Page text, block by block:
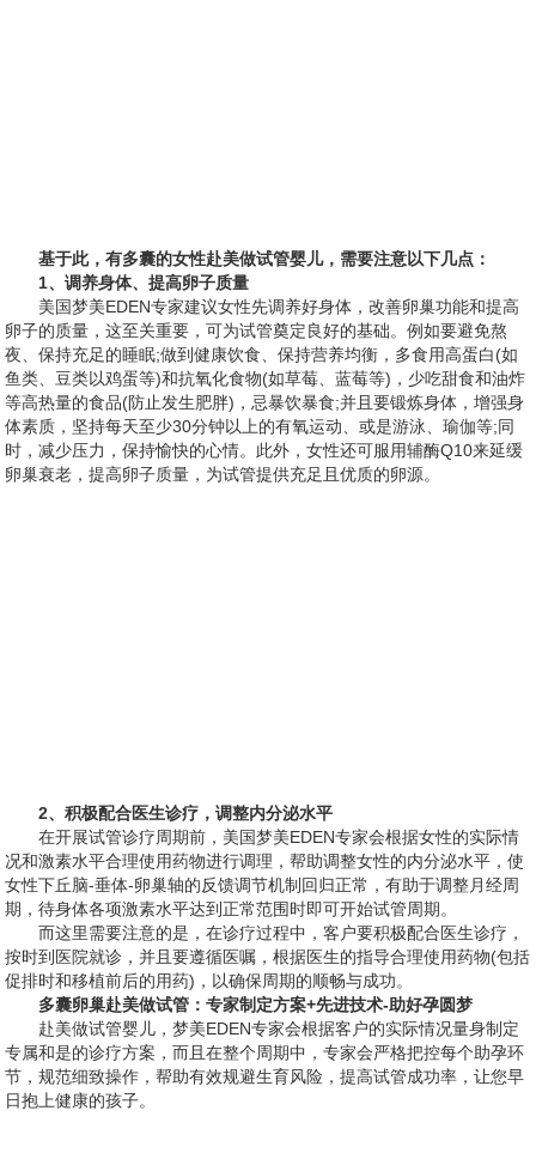
基于此，有多囊的女性赴美做试管婴儿，需要注意以下几点：
1、调养身体、提高卵子质量
美国梦美EDEN专家建议女性先调养好身体，改善卵巢功能和提高
卵子的质量，这至关重要，可为试管奠定良好的基础。例如要避免熬
夜、保持充足的睡眠;做到健康饮食、保持营养均衡，多食用高蛋白(如
鱼类、豆类以鸡蛋等)和抗氧化食物(如草莓、蓝莓等)，少吃甜食和油炸
等高热量的食品(防止发生肥胖)，忌暴饮暴食;并且要锻炼身体，增强身
体素质，坚持每天至少30分钟以上的有氧运动、或是游泳、瑜伽等;同
时，减少压力，保持愉快的心情。此外，女性还可服用辅酶Q10来延缓
卵巢衰老，提高卵子质量，为试管提供充足且优质的卵源。
2、积极配合医生诊疗，调整内分泌水平
在开展试管诊疗周期前，美国梦美EDEN专家会根据女性的实际情
况和激素水平合理使用药物进行调理，帮助调整女性的内分泌水平，使
女性下丘脑-垂体-卵巢轴的反馈调节机制回归正常，有助于调整月经周
期，待身体各项激素水平达到正常范围时即可开始试管周期。
而这里需要注意的是，在诊疗过程中，客户要积极配合医生诊疗，
按时到医院就诊，并且要遵循医嘱，根据医生的指导合理使用药物(包括
促排时和移植前后的用药)，以确保周期的顺畅与成功。
多囊卵巢赴美做试管：专家制定方案+先进技术-助好孕圆梦
赴美做试管婴儿，梦美EDEN专家会根据客户的实际情况量身制定
专属和是的诊疗方案，而且在整个周期中，专家会严格把控每个助孕环
节，规范细致操作，帮助有效规避生育风险，提高试管成功率，让您早
日抱上健康的孩子。